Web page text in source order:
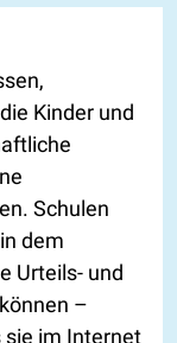
Kinder und
Schulen
dem
Urteils- und
–
sie im Internet